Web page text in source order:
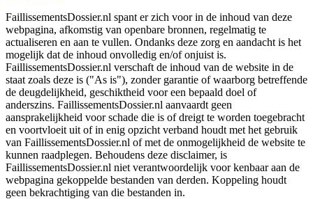
FaillissementsDossier.nl spant er zich voor in de inhoud van deze
webpagina, afkomstig van openbare bronnen, regelmatig te
actualiseren en aan te vullen. Ondanks deze zorg en aandacht is het
mogelijk dat de inhoud onvolledig en/of onjuist is.
FaillissementsDossier.nl verschaft de inhoud van de website in de
staat zoals deze is ("As is"), zonder garantie of waarborg betreffende
de deugdelijkheid, geschiktheid voor een bepaald doel of
anderszins. FaillissementsDossier.nl aanvaardt geen
aansprakelijkheid voor schade die is of dreigt te worden toegebracht
en voortvloeit uit of in enig opzicht verband houdt met het gebruik
van FaillissementsDossier.nl of met de onmogelijkheid de website te
kunnen raadplegen. Behoudens deze disclaimer, is
FaillissementsDossier.nl niet verantwoordelijk voor kenbaar aan de
webpagina gekoppelde bestanden van derden. Koppeling houdt
geen bekrachtiging van die bestanden in.